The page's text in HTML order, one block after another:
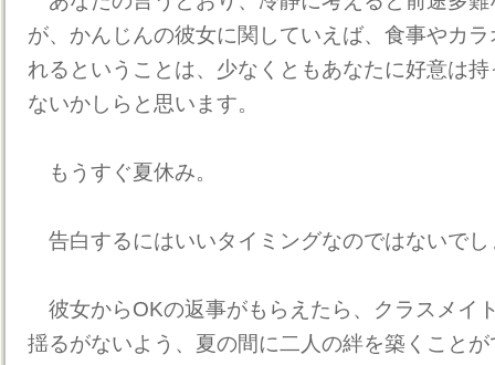
が、かんじんの彼女に関していえば、食事やカ
れるということは、少なくともあなたに好意は
ないかしらと思います。
もうすぐ夏休み。
告白するにはいいタイミングなのではないでし
彼女からOKの返事がもらえたら、クラスメイ
揺るがないよう、夏の間に二人の絆を築くこと